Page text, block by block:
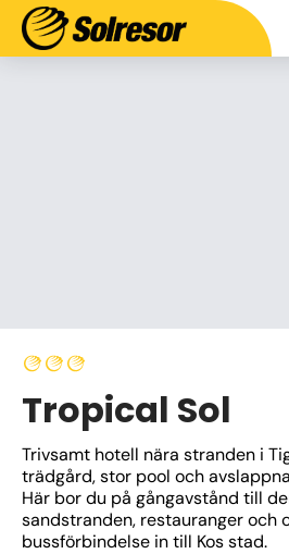
Tropical Sol
Trivsamt hotell nära stranden i
trädgård, stor pool och
Här bor du på gångavstånd till
sandstranden, restauranger och
bussförbindelse in till Kos stad.